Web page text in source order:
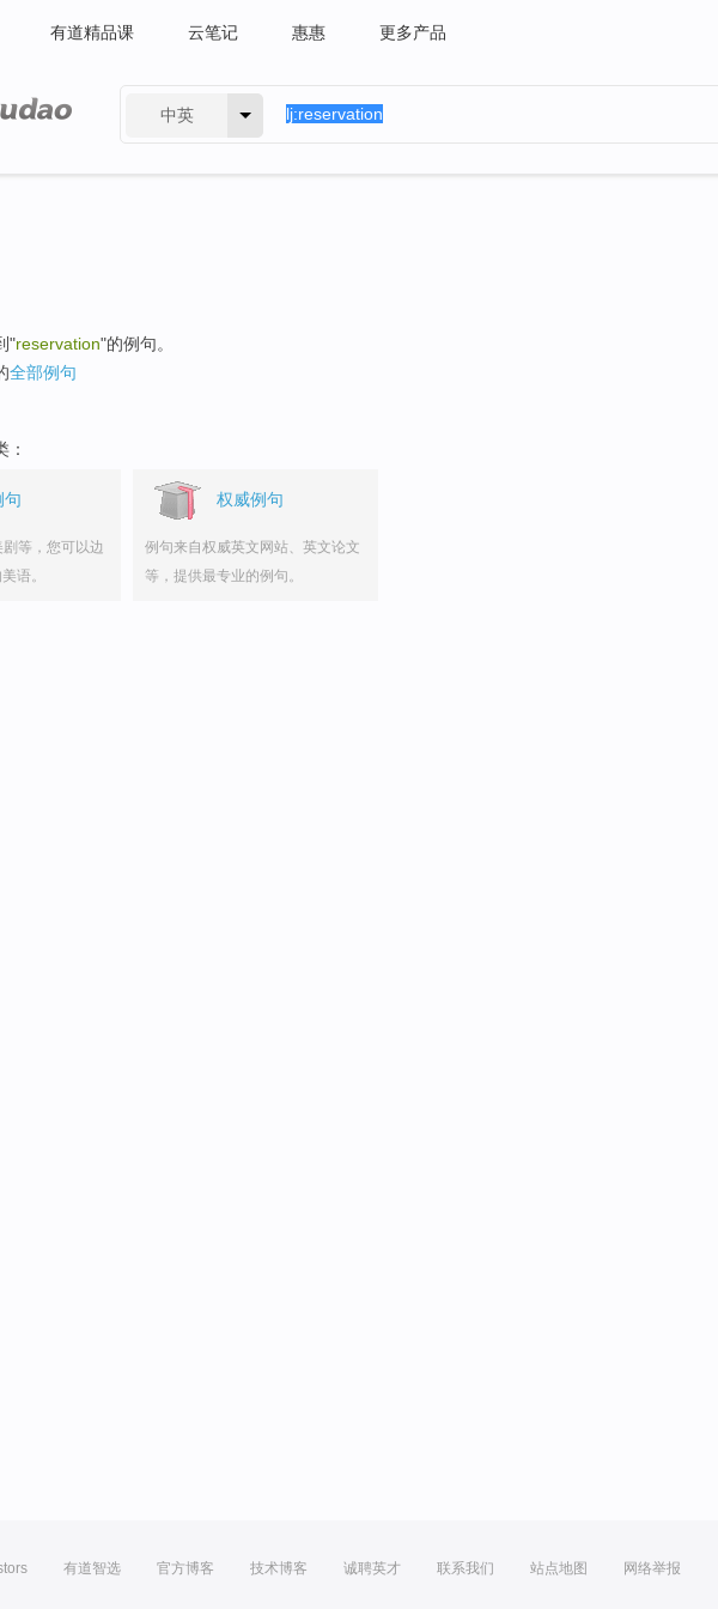
有道精品课 云笔记 惠惠 更多产品
中英
"reservation"的例句。
全部例句
：
句
等，您可以边
语。
权威例句
例句来自权威英文网站、英文论文
等，提供最专业的例句。
有道智选 官方博客 技术博客 诚聘英才 联系我们 站点地图 网络举报